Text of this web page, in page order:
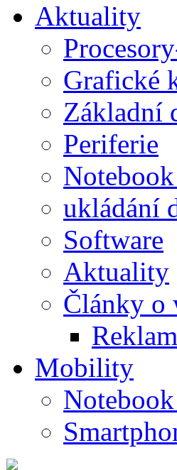
Aktuality
Grafické
Základní
Periferie
ukládání
Software
Aktuality
Články o
Mobility